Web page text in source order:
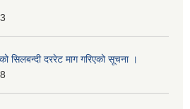
सिलबन्दी दररेट माग गरिएको सूचना ।